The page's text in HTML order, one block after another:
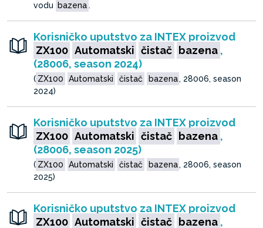
vodu
bazena .
Korisničko uputstvo za INTEX proizvod
ZX100 Automatski čistač bazena ,
(28006, season 2024)
( ZX100 Automatski čistač bazena , 28006, season
2024)
Korisničko uputstvo za INTEX proizvod
ZX100 Automatski čistač bazena ,
(28006, season 2025)
( ZX100 Automatski čistač bazena , 28006, season
2025)
Korisničko uputstvo za INTEX proizvod
ZX100 Automatski čistač bazena ,